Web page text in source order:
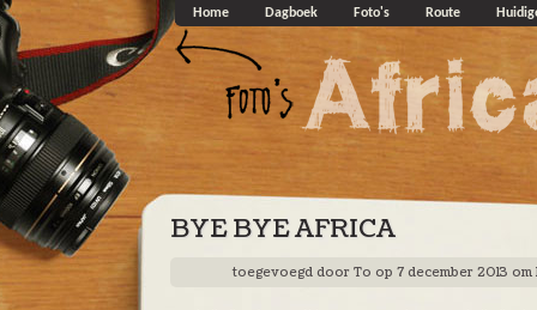
Overslaan en naar de algemene inhoud gaan
Home Dagboek Foto's Route
BYE BYE AFRICA
toegevoegd door To op 7 december 2013 om